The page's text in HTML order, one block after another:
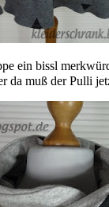
ein bissl
da muß der Pulli